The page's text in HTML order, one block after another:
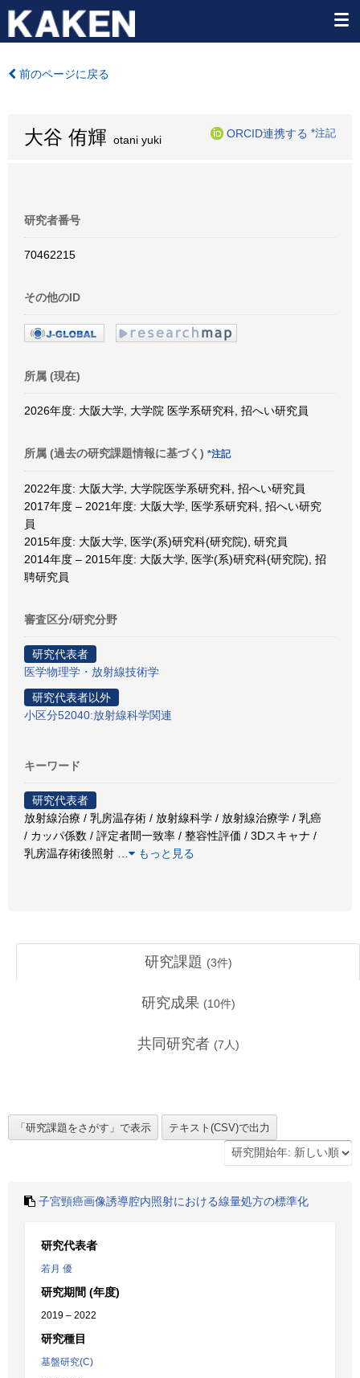
前のページに戻る
大谷 侑輝 otani yuki
ORCID連携する *注記
研究者番号
70462215
その他のID
所属 (現在)
2026年度: 大阪大学, 大学院 医学系研究科, 招へい研究員
所属 (過去の研究課題情報に基づく) *注記
2022年度: 大阪大学, 大学院医学系研究科, 招へい研究員
2017年度 – 2021年度: 大阪大学, 医学系研究科, 招へい研究
員
2015年度: 大阪大学, 医学(系)研究科(研究院), 研究員
2014年度 – 2015年度: 大阪大学, 医学(系)研究科(研究院), 招
聘研究員
審査区分/研究分野
研究代表者
医学物理学・放射線技術学
研究代表者以外
小区分52040:放射線科学関連
キーワード
研究代表者
放射線治療 / 乳房温存術 / 放射線科学 / 放射線治療学 / 乳癌
/ カッパ係数 / 評定者間一致率 / 整容性評価 / 3Dスキャナ /
乳房温存術後照射
もっと見る
研究課題 (3件)
研究成果 (10件)
共同研究者 (7 人)
子宮頸癌画像誘導腔内照射における線量処方の標準化
研究代表者
若月 優
研究期間 (年度)
2019 – 2022
研究種目
基盤研究(C)